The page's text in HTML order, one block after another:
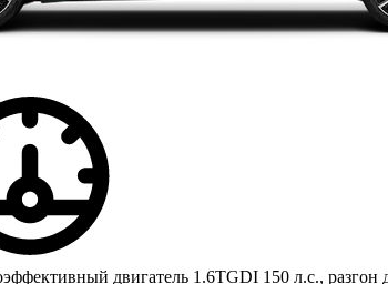
двигатель 1.6TGDI 150 л.с., разгон